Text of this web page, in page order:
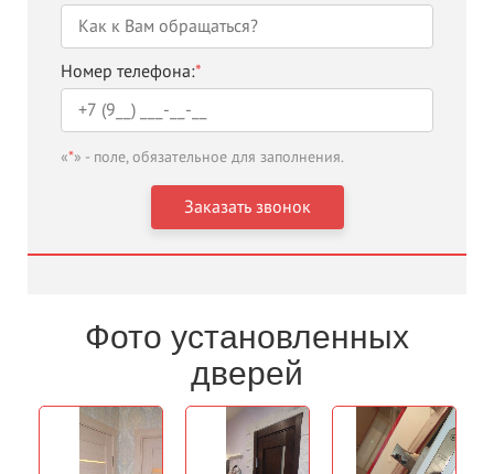
Номер телефона:*
«*» - поле, обязательное для заполнения.
Фото установленных
дверей